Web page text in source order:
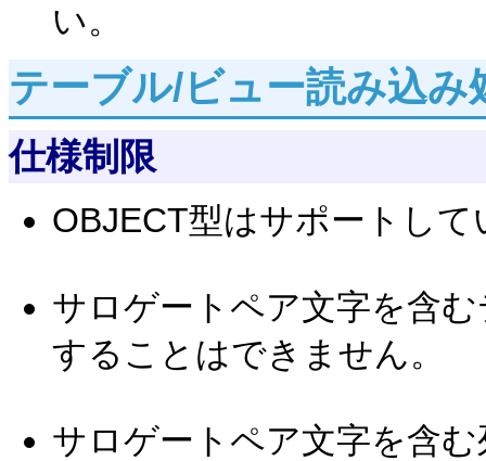
い。
テーブル/ビュー読み込み
仕様制限
OBJECT型はサポートして
サロゲートペア文字を含
することはできません。
サロゲートペア文字を含